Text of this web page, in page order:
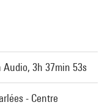
Audio, 3h 37min 53s
- Centre